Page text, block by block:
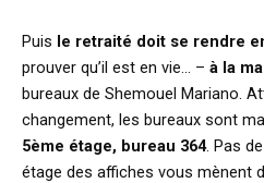
Puis le retraité doit se rendre
prouver qu’il est en vie… – à la
bureaux de Shemouel Mariano.
changement, les bureaux sont
5ème étage, bureau 364. Pas
étage des affiches vous mènent